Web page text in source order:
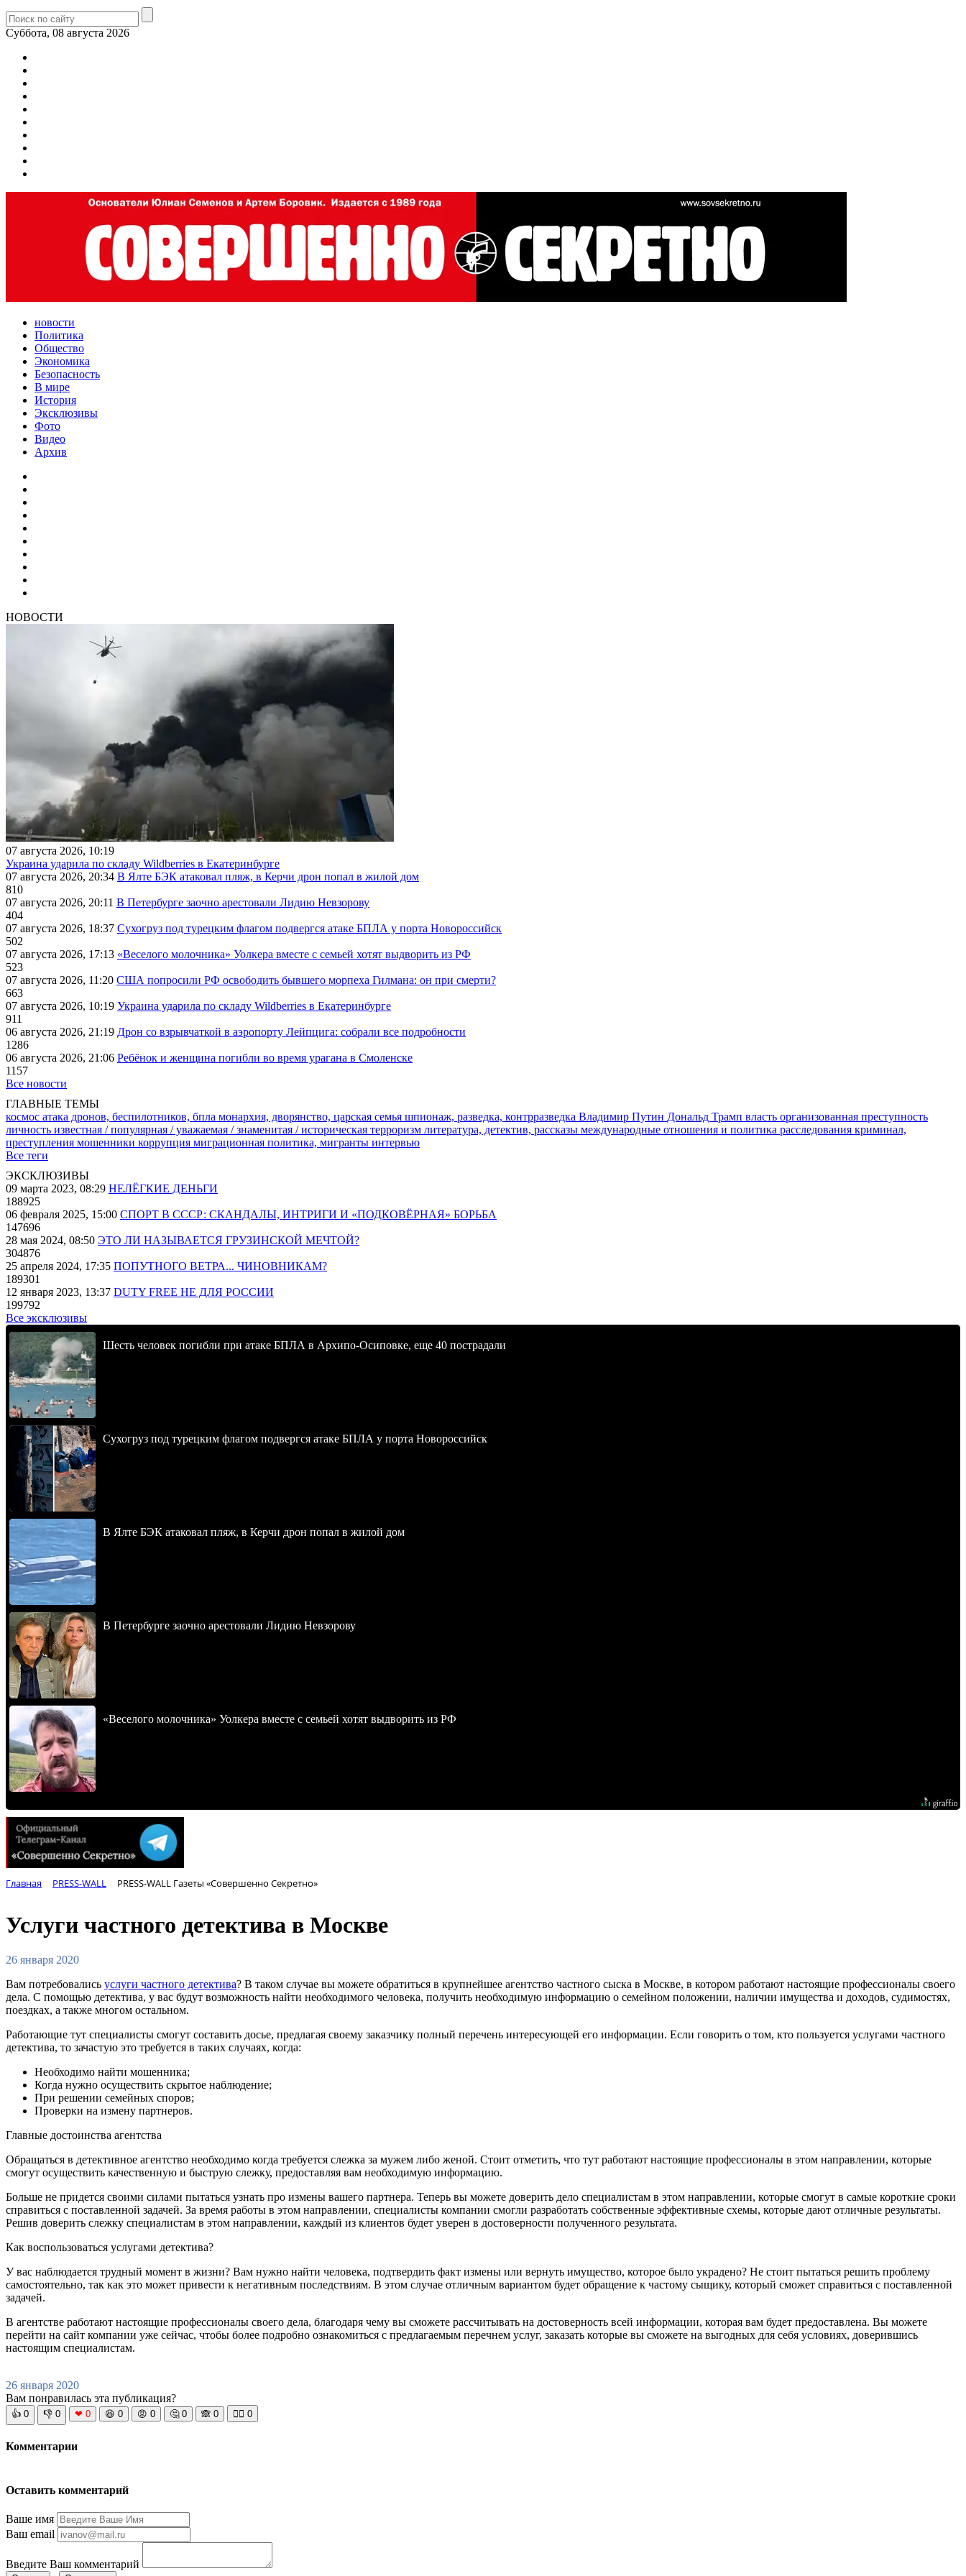
Суббота, 08 августа 2026
новости
Политика
Общество
Экономика
Безопасность
В мире
История
Эксклюзивы
Фото
Видео
Архив
НОВОСТИ
07 августа 2026, 10:19
Украина ударила по складу Wildberries в Екатеринбурге
07 августа 2026, 20:34 В Ялте БЭК атаковал пляж, в Керчи дрон попал в жилой дом
810
07 августа 2026, 20:11 В Петербурге заочно арестовали Лидию Невзорову
404
07 августа 2026, 18:37 Сухогруз под турецким флагом подвергся атаке БПЛА у порта Новороссийск
502
07 августа 2026, 17:13 «Веселого молочника» Уолкера вместе с семьей хотят выдворить из РФ
523
07 августа 2026, 11:20 США попросили РФ освободить бывшего морпеха Гилмана: он при смерти?
663
07 августа 2026, 10:19 Украина ударила по складу Wildberries в Екатеринбурге
911
06 августа 2026, 21:19 Дрон со взрывчаткой в аэропорту Лейпцига: собрали все подробности
1286
06 августа 2026, 21:06 Ребёнок и женщина погибли во время урагана в Смоленске
1157
Все новости
ГЛАВНЫЕ ТЕМЫ
космос атака дронов, беспилотников, бпла монархия, дворянство, царская семья шпионаж, разведка, контрразведка Владимир Путин Дональд Трамп власть организованная преступность
личность известная / популярная / уважаемая / знаменитая / историческая терроризм литература, детектив, рассказы международные отношения и политика расследования криминал,
преступления мошенники коррупция миграционная политика, мигранты интервью
Все теги
ЭКСКЛЮЗИВЫ
09 марта 2023, 08:29 НЕЛЁГКИЕ ДЕНЬГИ
188925
06 февраля 2025, 15:00 СПОРТ В СССР: СКАНДАЛЫ, ИНТРИГИ И «ПОДКОВЁРНАЯ» БОРЬБА
147696
28 мая 2024, 08:50 ЭТО ЛИ НАЗЫВАЕТСЯ ГРУЗИНСКОЙ МЕЧТОЙ?
304876
25 апреля 2024, 17:35 ПОПУТНОГО ВЕТРА... ЧИНОВНИКАМ?
189301
12 января 2023, 13:37 DUTY FREE НЕ ДЛЯ РОССИИ
199792
Все эксклюзивы
Шесть человек погибли при атаке БПЛА в Архипо-Осиповке, еще 40 пострадали
Сухогруз под турецким флагом подвергся атаке БПЛА у порта Новороссийск
В Ялте БЭК атаковал пляж, в Керчи дрон попал в жилой дом
В Петербурге заочно арестовали Лидию Невзорову
«Веселого молочника» Уолкера вместе с семьей хотят выдворить из РФ
Главная PRESS-WALL PRESS-WALL Газеты «Совершенно Секретно»
Услуги частного детектива в Москве
26 января 2020
Вам потребовались услуги частного детектива? В таком случае вы можете обратиться в крупнейшее агентство частного сыска в Москве, в котором работают настоящие профессионалы своего
дела. С помощью детектива, у вас будут возможность найти необходимого человека, получить необходимую информацию о семейном положении, наличии имущества и доходов, судимостях,
поездках, а также многом остальном.
Работающие тут специалисты смогут составить досье, предлагая своему заказчику полный перечень интересующей его информации. Если говорить о том, кто пользуется услугами частного
детектива, то зачастую это требуется в таких случаях, когда:
Необходимо найти мошенника;
Когда нужно осуществить скрытое наблюдение;
При решении семейных споров;
Проверки на измену партнеров.
Главные достоинства агентства
Обращаться в детективное агентство необходимо когда требуется слежка за мужем либо женой. Стоит отметить, что тут работают настоящие профессионалы в этом направлении, которые
смогут осуществить качественную и быструю слежку, предоставляя вам необходимую информацию.
Больше не придется своими силами пытаться узнать про измены вашего партнера. Теперь вы можете доверить дело специалистам в этом направлении, которые смогут в самые короткие сроки
справиться с поставленной задачей. За время работы в этом направлении, специалисты компании смогли разработать собственные эффективные схемы, которые дают отличные результаты.
Решив доверить слежку специалистам в этом направлении, каждый из клиентов будет уверен в достоверности полученного результата.
Как воспользоваться услугами детектива?
У вас наблюдается трудный момент в жизни? Вам нужно найти человека, подтвердить факт измены или вернуть имущество, которое было украдено? Не стоит пытаться решить проблему
самостоятельно, так как это может привести к негативным последствиям. В этом случае отличным вариантом будет обращение к частому сыщику, который сможет справиться с поставленной
задачей.
В агентстве работают настоящие профессионалы своего дела, благодаря чему вы сможете рассчитывать на достоверность всей информации, которая вам будет предоставлена. Вы можете
перейти на сайт компании уже сейчас, чтобы более подробно ознакомиться с предлагаемым перечнем услуг, заказать которые вы сможете на выгодных для себя условиях, доверившись
настоящим специалистам.
26 января 2020
Вам понравилась эта публикация?
👍 0 👎 0 ❤ 0 😆 0 😡 0 🤔 0 🙈 0 🧘‍♀️ 0
Комментарии
Оставить комментарий
Ваше имя
Ваш email
Введите Ваш комментарий